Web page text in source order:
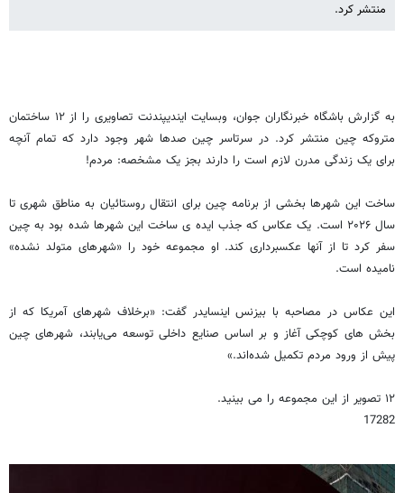
منتشر کرد.
به گزارش باشگاه خبرنگاران جوان، وبسایت ایندیپندنت تصاویری را از ۱۲ ساختمان
متروکه چین منتشر کرد. در سرتاسر چین صدها شهر وجود دارد که تمام آنچه
برای یک زندگی مدرن لازم است را دارند بجز یک مشخصه: مردم!
ساخت این شهرها بخشی از برنامه چین برای انتقال روستائیان به مناطق شهری تا
سال ۲۰۲۶ است. یک عکاس که جذب ایده ی ساخت این شهرها شده بود به چین
سفر کرد تا از آنها عکسبرداری کند. او مجموعه خود را «شهرهای متولد نشده»
نامیده است.
این عکاس در مصاحبه با بیزنس اینسایدر گفت: «برخلاف شهرهای آمریکا که از
بخش های کوچکی آغاز و بر اساس صنایع داخلی توسعه می‌یابند، شهرهای چین
پیش از ورود مردم تکمیل شده‌اند.»
۱۲ تصویر از این مجموعه را می بینید.
17282